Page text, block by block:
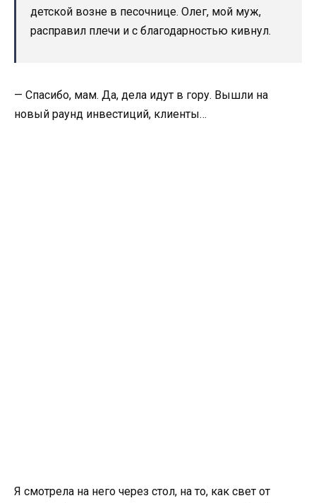
детской возне в песочнице. Олег, мой муж,
расправил плечи и с благодарностью кивнул.
— Спасибо, мам. Да, дела идут в гору. Вышли на
новый раунд инвестиций, клиенты…
Я смотрела на него через стол, на то, как свет от